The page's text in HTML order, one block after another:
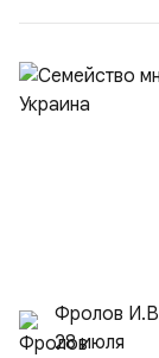
Фролов
28 июля